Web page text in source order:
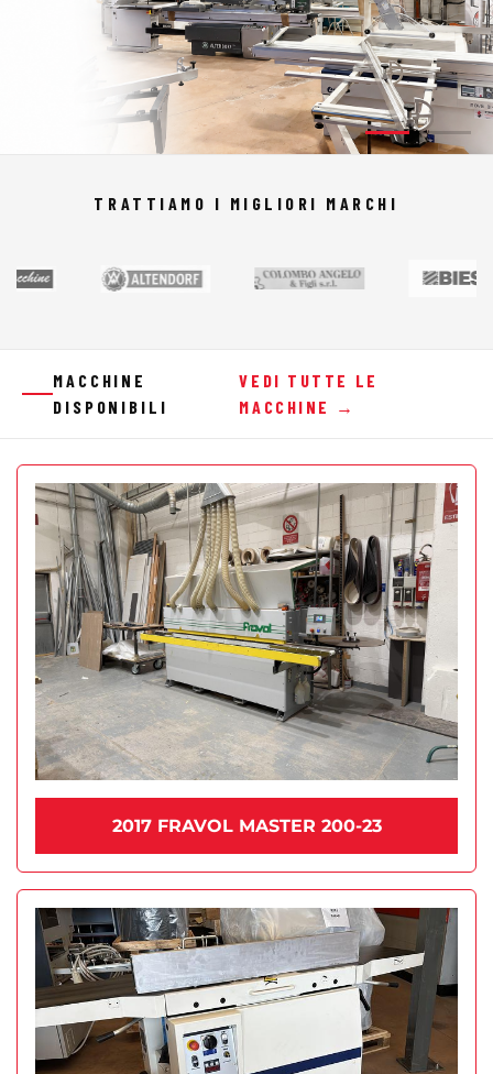
TRATTIAMO I MIGLIORI MARCHI
MACCHINE
DISPONIBILI
VEDI TUTTE LE
MACCHINE →
2017 FRAVOL MASTER 200-23